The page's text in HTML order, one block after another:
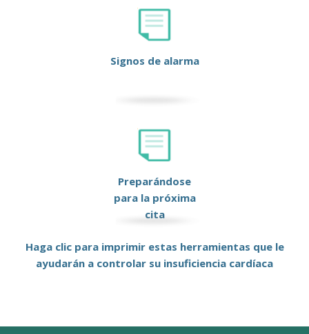
Signos de alarma
Preparándose
para la próxima
cita
Haga clic para imprimir estas herramientas que le
ayudarán a controlar su insuficiencia cardíaca